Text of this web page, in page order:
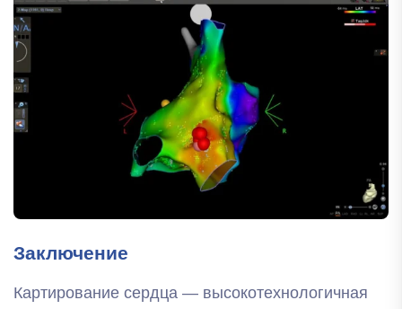
Заключение
Картирование сердца — высокотехнологичная